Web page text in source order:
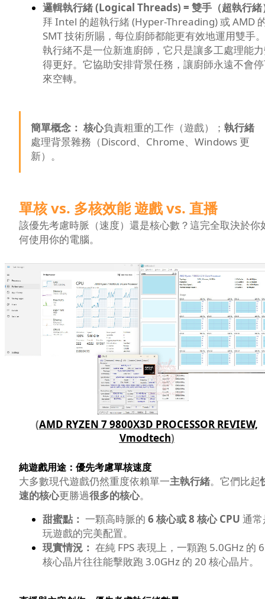
邏輯執行緒 (Logical Threads) = 雙手（超執行緒
拜 Intel 的超執行緒 (Hyper-Threading) 或 AMD
SMT 技術所賜，每位廚師都能更有效地運用雙手。
執行緒不是一位新進廚師，它只是讓多工處理能
得更好。它協助安排背景任務，讓廚師永遠不會
來空轉。
簡單概念： 核心負責粗重的工作（遊戲）； 執行緒
處理背景雜務（Discord、Chrome、Windows 更
新）。
單核 vs. 多核效能 遊戲 vs. 直播
該優先考慮時脈（速度）還是核心數？這完全取決於你
何使用你的電腦。
(AMD RYZEN 7 9800X3D PROCESSOR REVIEW,
Vmodtech)
純遊戲用途：優先考慮單核速度
大多數現代遊戲仍然重度依賴單一主執行緒。它們比起
速的核心更勝過很多的核心。
甜蜜點： 一顆高時脈的 6 核心或 8 核心 CPU 通
玩遊戲的完美配置。
現實情況： 在純 FPS 表現上，一顆跑 5.0GHz 的 6
核心晶片往往能擊敗跑 3.0GHz 的 20 核心晶片。